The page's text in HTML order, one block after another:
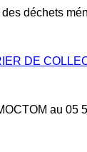
déchets
DE
au 05